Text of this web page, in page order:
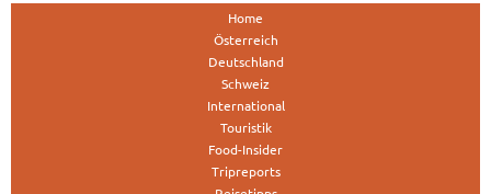
Home
Österreich
Deutschland
Schweiz
International
Touristik
Food-Insider
Tripreports